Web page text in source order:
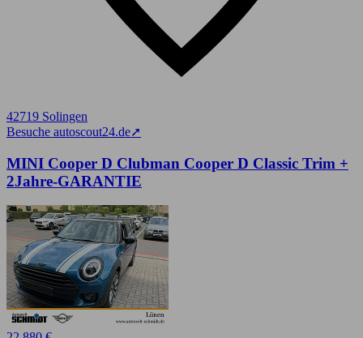
42719 Solingen
Besuche autoscout24.de➚
MINI Cooper D Clubman Cooper D Classic Trim +
2Jahre-GARANTIE